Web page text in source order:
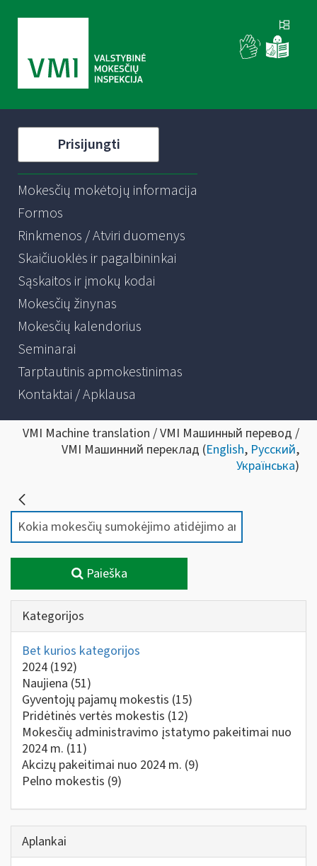
Prisijungti
Mokesčių mokėtojų informacija
Formos
Rinkmenos / Atviri duomenys
Skaičiuoklės ir pagalbininkai
Sąskaitos ir įmokų kodai
Mokesčių žinynas
Mokesčių kalendorius
Seminarai
Tarptautinis apmokestinimas
Kontaktai / Apklausa
VMI Machine translation / VMI Машинный перевод /
VMI Машинний переклад (English, Русский,
Українська)
Paieška
Kategorijos
Bet kurios kategorijos
2024 (192)
Naujiena (51)
Gyventojų pajamų mokestis (15)
Pridėtinės vertės mokestis (12)
Mokesčių administravimo įstatymo pakeitimai nuo
2024 m. (11)
Akcizų pakeitimai nuo 2024 m. (9)
Pelno mokestis (9)
Aplankai